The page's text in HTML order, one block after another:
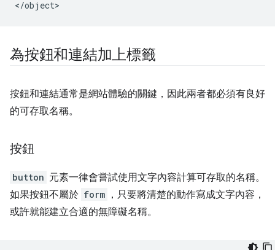
為按鈕和連結加上標籤
按鈕和連結通常是網站體驗的關鍵，因此兩者都必須有良好
的可存取名稱。
按鈕
button 元素一律會嘗試使用文字內容計算可存取的名稱。
如果按鈕不屬於 form ，只要將清楚的動作寫成文字內容，
或許就能建立合適的無障礙名稱。